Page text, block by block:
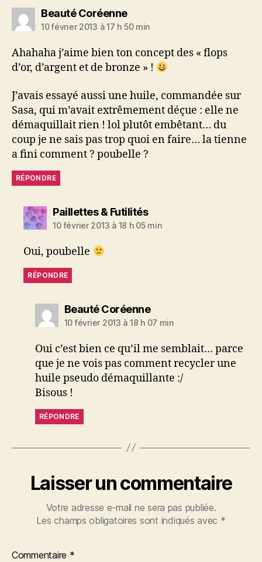
Beauté Coréennedit :
10 février 2013 à 17 h 50 min
Ahahaha j’aime bien ton concept des « flops
d’or, d’argent et de bronze » !
J’avais essayé aussi une huile, commandée sur
Sasa, qui m’avait extrêmement déçue : elle ne
démaquillait rien ! lol plutôt embêtant… du
coup je ne sais pas trop quoi en faire… la tienne
a fini comment ? poubelle ?
RÉPONDRE
Paillettes & Futilitésdit :
10 février 2013 à 18 h 05 min
Oui, poubelle
RÉPONDRE
Beauté Coréennedit :
10 février 2013 à 18 h 07 min
Oui c’est bien ce qu’il me semblait… parce
que je ne vois pas comment recycler une
huile pseudo démaquillante :/
Bisous !
RÉPONDRE
Laisser un commentaire
Votre adresse e-mail ne sera pas publiée.
Les champs obligatoires sont indiqués avec *
Commentaire *